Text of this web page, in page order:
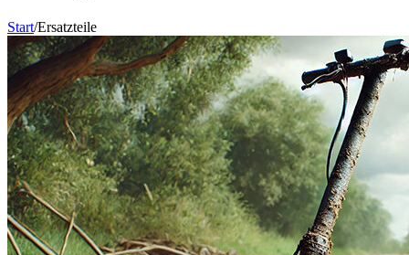
Start/Ersatzteile